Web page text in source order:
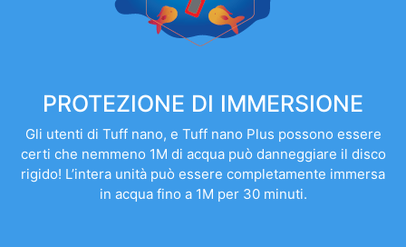
PROTEZIONE DI IMMERSIONE
Gli utenti di Tuff nano, e Tuff nano Plus possono essere
certi che nemmeno 1M di acqua può danneggiare il disco
rigido! L’intera unità può essere completamente immersa
in acqua fino a 1M per 30 minuti.